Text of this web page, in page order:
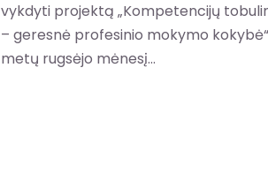
vykdyti projektą „Kompetencijų
– geresnė profesinio mokymo
metų rugsėjo mėnesį...